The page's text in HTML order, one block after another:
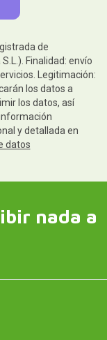
de
Finalidad: envío
Legitimación:
los datos a
los datos, así
y detallada en
datos
nada a